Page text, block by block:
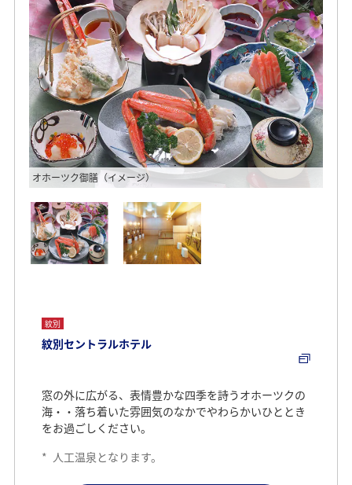
オホーツク御膳（イメージ）
紋別
紋別セントラルホテル
窓の外に広がる、表情豊かな四季を詩うオホーツクの
海・・落ち着いた雰囲気のなかでやわらかいひととき
をお過ごしください。
* 人工温泉となります。